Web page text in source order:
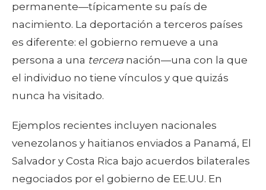
permanente—típicamente su país de
nacimiento. La deportación a terceros países
es diferente: el gobierno remueve a una
persona a una tercera nación—una con la que
el individuo no tiene vínculos y que quizás
nunca ha visitado.
Ejemplos recientes incluyen nacionales
venezolanos y haitianos enviados a Panamá, El
Salvador y Costa Rica bajo acuerdos bilaterales
negociados por el gobierno de EE.UU. En